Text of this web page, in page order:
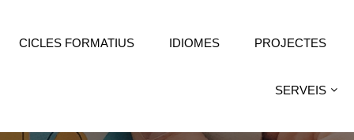
CICLES FORMATIUS IDIOMES PROJECTES
SERVEIS